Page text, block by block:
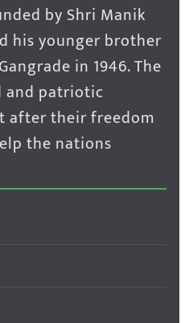
by Shri Manik
his younger brother
in 1946. The
and patriotic
after their freedom
the nations